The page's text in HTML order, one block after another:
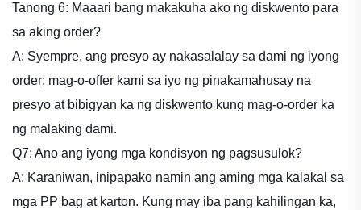
Tanong 6: Maaari bang makakuha ako ng diskwento para
sa aking order?
A: Syempre, ang presyo ay nakasalalay sa dami ng iyong
order; mag-o-offer kami sa iyo ng pinakamahusay na
presyo at bibigyan ka ng diskwento kung mag-o-order ka
ng malaking dami.
Q7: Ano ang iyong mga kondisyon ng pagsusulok?
A: Karaniwan, inipapako namin ang aming mga kalakal sa
mga PP bag at karton. Kung may iba pang kahilingan ka,